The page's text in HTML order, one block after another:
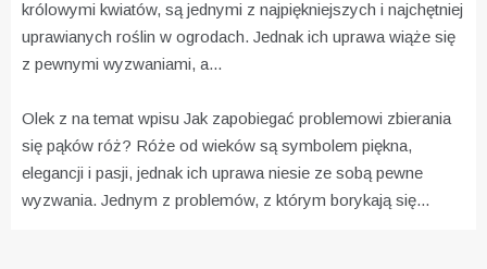
królowymi kwiatów, są jednymi z najpiękniejszych i najchętniej
uprawianych roślin w ogrodach. Jednak ich uprawa wiąże się
z pewnymi wyzwaniami, a...
Olek z na temat wpisu Jak zapobiegać problemowi zbierania
się pąków róż? Róże od wieków są symbolem piękna,
elegancji i pasji, jednak ich uprawa niesie ze sobą pewne
wyzwania. Jednym z problemów, z którym borykają się...